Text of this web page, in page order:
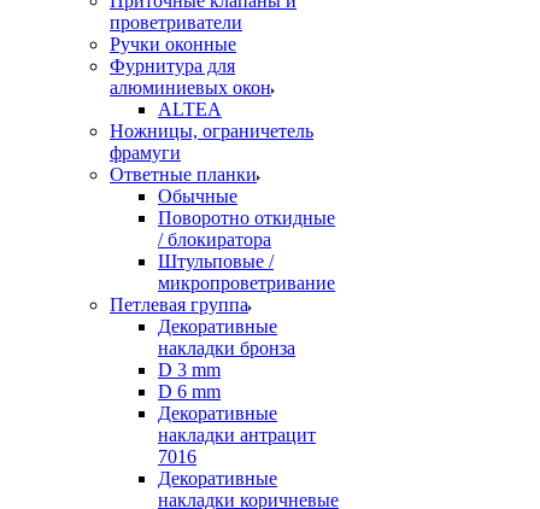
проветриватели
Ручки оконные
Фурнитура для
алюминиевых окон
ALTEA
Ножницы, ограничетель
фрамуги
Ответные планки
Обычные
Поворотно откидные
/ блокиратора
Штульповые /
микропроветривание
Петлевая группа
Декоративные
накладки бронза
D 3 mm
D 6 mm
Декоративные
накладки антрацит
7016
Декоративные
накладки коричневые